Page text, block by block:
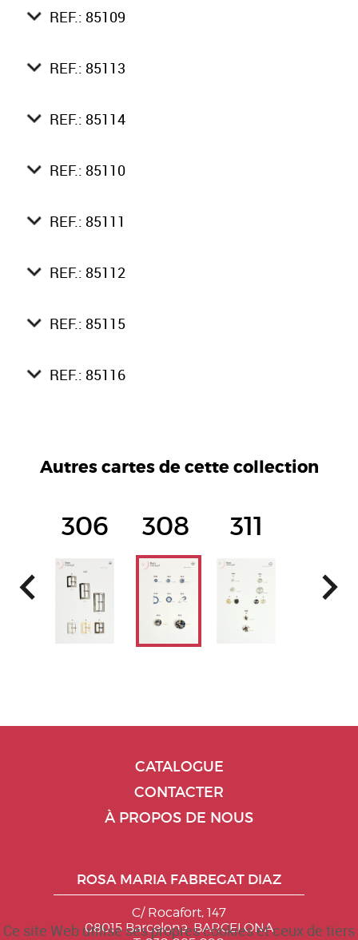
REF.: 85109
REF.: 85113
REF.: 85114
REF.: 85110
REF.: 85111
REF.: 85112
REF.: 85115
REF.: 85116
Autres cartes de cette collection
306 308 311
CATALOGUE
CONTACTER
À PROPOS DE NOUS
ROSA MARIA FABREGAT DIAZ
C/ Rocafort, 147
08015 Barcelona. BARCELONA
Ce site Web utilise ses propres cookies et ceux de tiers